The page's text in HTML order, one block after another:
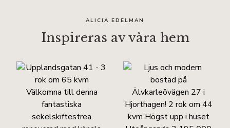
ALICIA EDELMAN
Inspireras av våra hem